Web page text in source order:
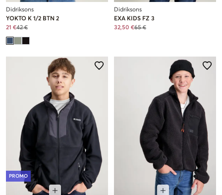
Didriksons
YOKTO K 1/2 BTN 2
21 €42 €
Didriksons
EXA KIDS FZ 3
32,50 €65 €
PROMO